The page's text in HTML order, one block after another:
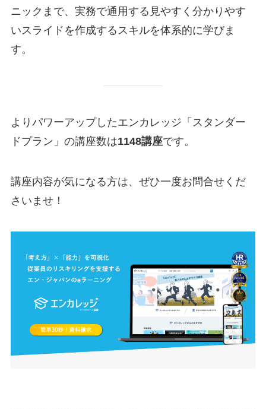
ニックまで、実務で通用する見やすく分かりやす
いスライドを作成するスキルを体系的に学びま
す。
よりパワーアップしたエンカレッジ「スタンダー
ドプラン」の講座数は1148講座です。
講座内容が気になる方は、ぜひ一度お問合せくだ
さいませ！